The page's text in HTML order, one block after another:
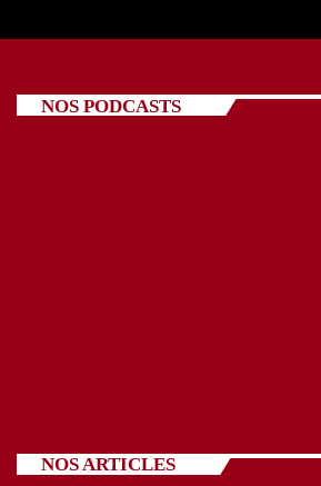
NOS PODCASTS
NOS ARTICLES